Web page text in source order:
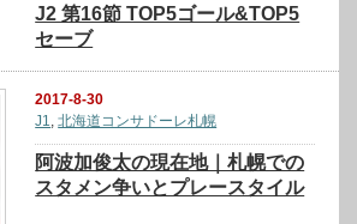
J2 第16節 TOP5ゴール&TOP5
セーブ
2017-8-30
J1
,北海道コンサドーレ札幌
阿波加俊太の現在地｜札幌での
スタメン争いとプレースタイル